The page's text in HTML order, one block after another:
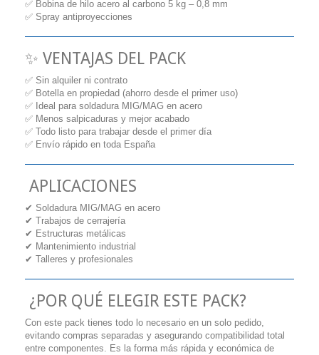
✅ Bobina de hilo acero al carbono 5 kg – 0,8 mm
✅ Spray antiproyecciones
✨ VENTAJAS DEL PACK
✅ Sin alquiler ni contrato
✅ Botella en propiedad (ahorro desde el primer uso)
✅ Ideal para soldadura MIG/MAG en acero
✅ Menos salpicaduras y mejor acabado
✅ Todo listo para trabajar desde el primer día
✅ Envío rápido en toda España
APLICACIONES
✔ Soldadura MIG/MAG en acero
✔ Trabajos de cerrajería
✔ Estructuras metálicas
✔ Mantenimiento industrial
✔ Talleres y profesionales
¿POR QUÉ ELEGIR ESTE PACK?
Con este pack tienes todo lo necesario en un solo pedido,
evitando compras separadas y asegurando compatibilidad total
entre componentes. Es la forma más rápida y económica de